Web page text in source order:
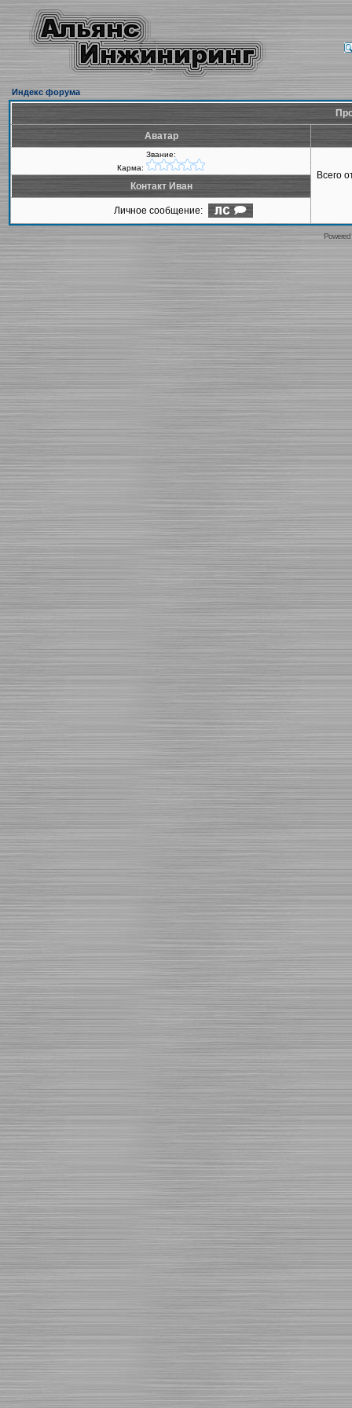
Индекс форума
Аватар
Звание:
Карма:
Всего
Контакт Иван
Личное сообщение: